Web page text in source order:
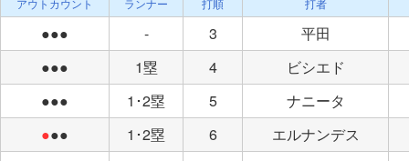
アウトカウント ランナー 打順 打者
●●● - 3
平田
●●●
1塁 4
ビシエド
●●●
1･2塁 5
ナニータ
●●● 1･2塁 6
エルナンデス